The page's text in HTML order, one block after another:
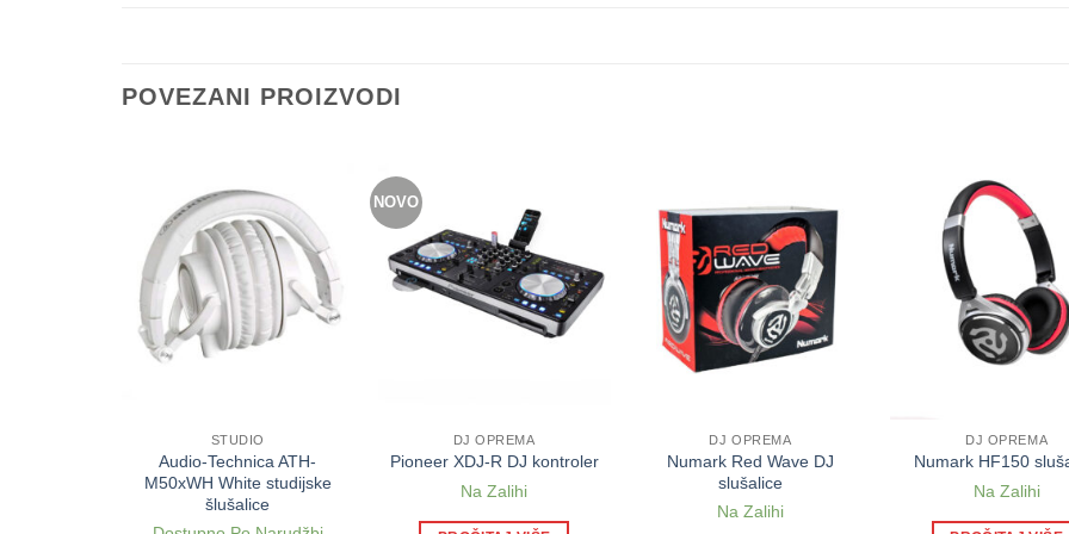
POVEZANI PROIZVODI
STUDIO
Audio-Technica ATH-
M50xWH White studijske
šlušalice
NOVO
DJ OPREMA
Pioneer XDJ-R DJ kontroler
Na Zalihi
DJ OPREMA
Numark Red Wave DJ
slušalice
Na Zalihi
DJ OPREMA
Numark HF150
Na Zalihi